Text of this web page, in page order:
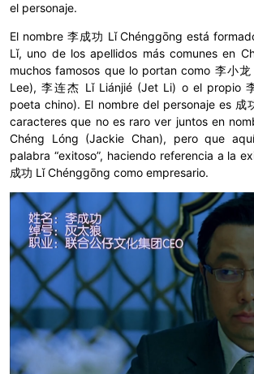
el personaje.
El nombre 李成功 Lǐ Chénggōng está
Lǐ, uno de los apellidos más comunes en
muchos famosos que lo portan como 李小
Lee), 李连杰 Lǐ Liánjié (Jet Li) o el propio
poeta chino). El nombre del personaje es 成
caracteres que no es raro ver juntos en
Chéng Lóng (Jackie Chan), pero que
palabra “exitoso”, haciendo referencia a la
成功 Lǐ Chénggōng como empresario.